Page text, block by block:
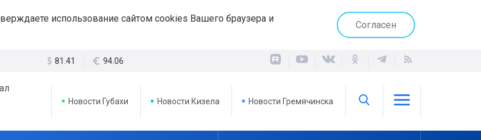
использование сайтом cookies Вашего браузера и
Согласен
81.41 94.06
Новости Губахи Новости Кизела Новости Гремячинска